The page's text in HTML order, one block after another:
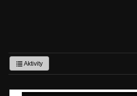
Aktivity